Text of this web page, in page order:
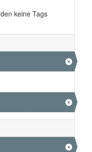
keine Tags